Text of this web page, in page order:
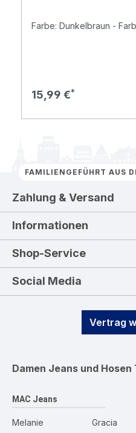
Farbe: Dunkelbraun -
Regulärer Preis:
15,99 €
FAMILIENGEFÜHRT AUS
Zahlung & Versand
Informationen
Shop-Service
Social Media
Vertrag
Damen Jeans und Hosen
MAC Jeans
Melanie
Gracia